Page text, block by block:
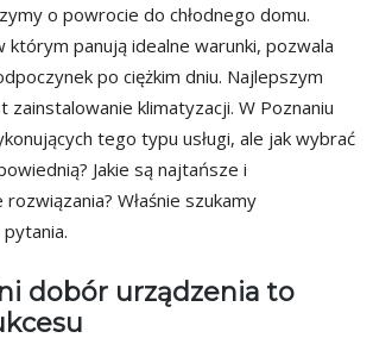
o powrocie do chłodnego domu.
którym panują idealne warunki, pozwala
po ciężkim dniu. Najlepszym
zainstalowanie klimatyzacji. W Poznaniu
tego typu usługi, ale jak wybrać
Jakie są najtańsze i
Właśnie szukamy
dobór urządzenia to